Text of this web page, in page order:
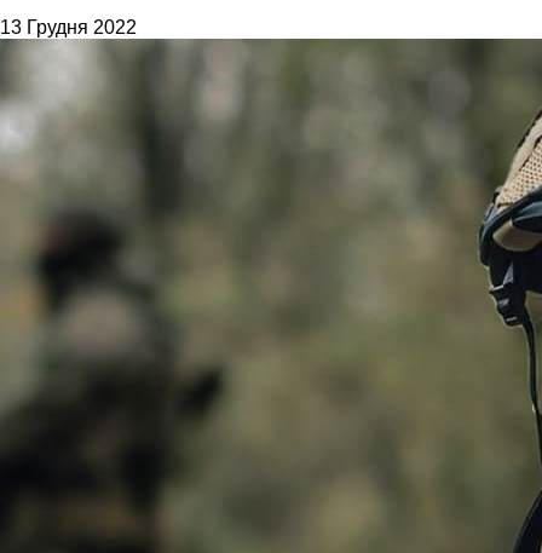
13 Грудня 2022